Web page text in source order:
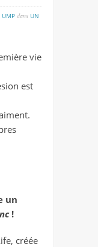
UMP dans UN
est
un
!
créée